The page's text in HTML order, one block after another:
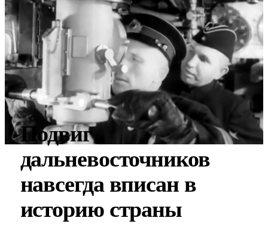
Подвиг
дальневосточников
навсегда вписан в
историю страны